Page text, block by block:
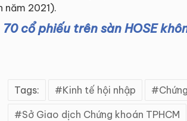
năm 2021).
70 cổ phiếu trên sàn HOSE
Tags: Kinh tế hội nhập
Sở Giao dịch Chứng khoán TPHCM